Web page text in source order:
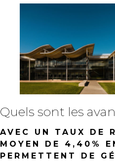
Quels sont les
AVEC UN TAUX DE
MOYEN DE 4,40%
PERMETTENT DE